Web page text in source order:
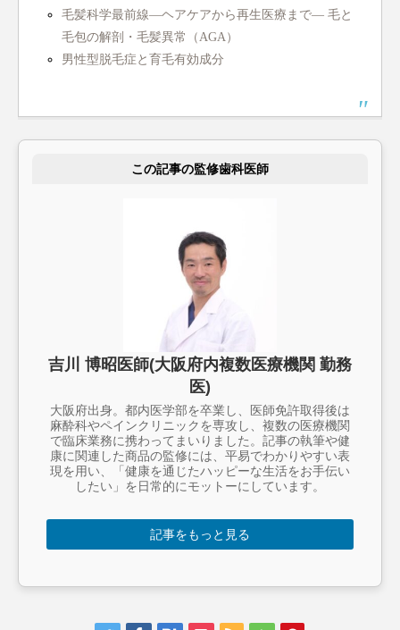
毛髪科学最前線—ヘアケアから再生医療まで— 毛と
毛包の解剖・毛髪異常（AGA）
男性型脱毛症と育毛有効成分
この記事の監修歯科医師
吉川 博昭医師(大阪府内複数医療機関 勤務
医)
大阪府出身。都内医学部を卒業し、医師免許取得後は
麻酔科やペインクリニックを専攻し、複数の医療機関
で臨床業務に携わってまいりました。記事の執筆や健
康に関連した商品の監修には、平易でわかりやすい表
現を用い、「健康を通じたハッピーな生活をお手伝い
したい」を日常的にモットーにしています。
記事をもっと見る